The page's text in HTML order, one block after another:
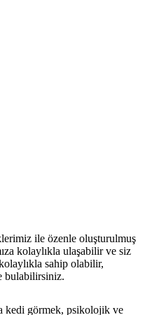
ile özenle oluşturulmuş
kolaylıkla ulaşabilir ve siz
sahip olabilir,
bulabilirsiniz.
kedi görmek​, psikolojik ve